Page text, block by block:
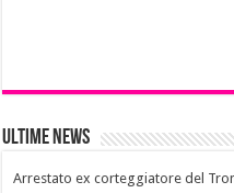
Ultime News
Arrestato ex corteggiatore del